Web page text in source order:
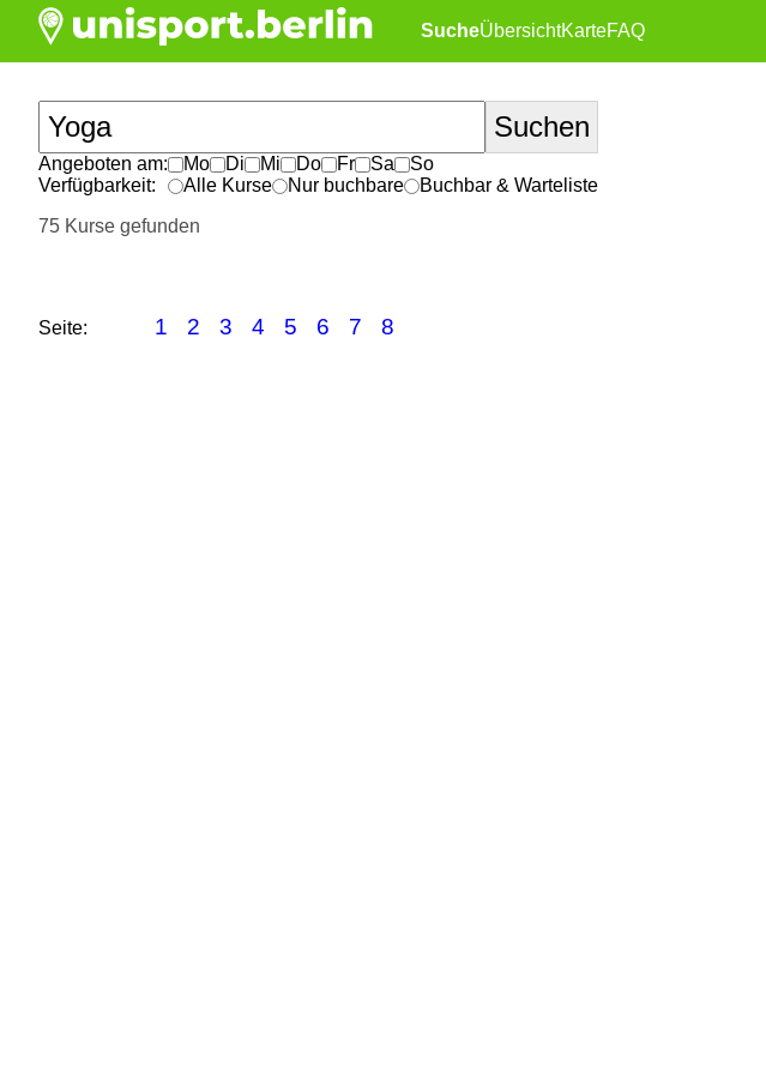
SucheÜbersichtKarteFAQ
Angeboten am: Mo Di Mi Do Fr Sa
So
Verfügbarkeit:
Alle Kurse Nur buchbare
Buchbar & Warteliste
75 Kurse gefunden
Seite: 1 2 3 4 5 6 7 8